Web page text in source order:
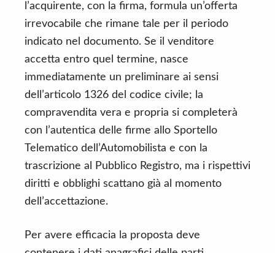
l’acquirente, con la firma, formula un’offerta
irrevocabile che rimane tale per il periodo
indicato nel documento. Se il venditore
accetta entro quel termine, nasce
immediatamente un preliminare ai sensi
dell’articolo 1326 del codice civile; la
compravendita vera e propria si completerà
con l’autentica delle firme allo Sportello
Telematico dell’Automobilista e con la
trascrizione al Pubblico Registro, ma i rispettivi
diritti e obblighi scattano già al momento
dell’accettazione.
Per avere efficacia la proposta deve